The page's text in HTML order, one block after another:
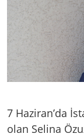
7 Haziran’da
olan Selina